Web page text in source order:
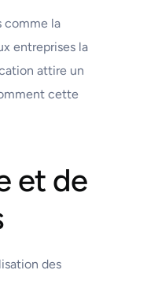
comme la
entreprises la
attire un
cette
et de
des